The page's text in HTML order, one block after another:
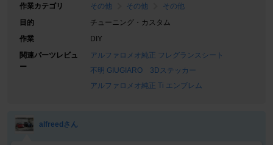
作業カテゴリ
その他 その他
その他
目的
チューニング・カスタム
作業
DIY
関連パーツレビュ
ー
アルファロメオ純正 フレグランスシート
不明 GIUGIARO 3Dステッカー
アルファロメオ純正 Ti エンブレム
alfreedさん